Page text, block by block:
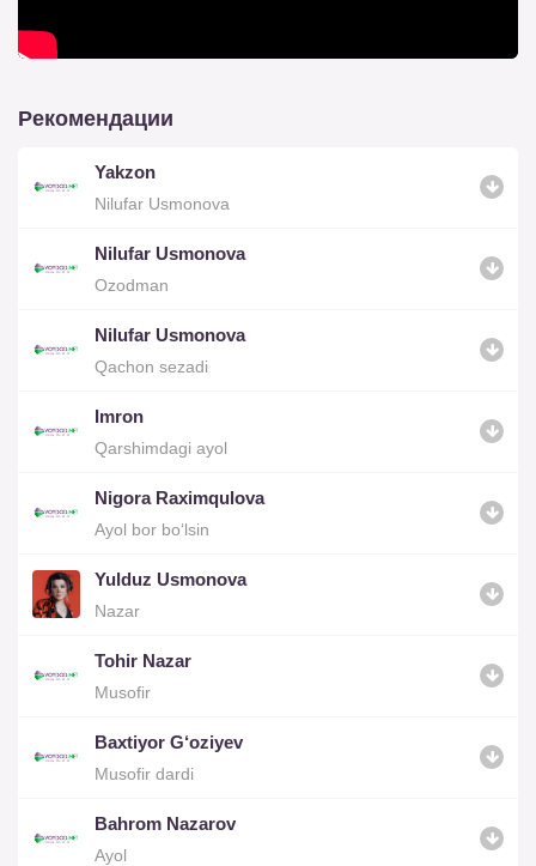
Рекомендации
Yakzon
Nilufar Usmonova
Nilufar Usmonova
Ozodman
Nilufar Usmonova
Qachon sezadi
Imron
Qarshimdagi ayol
Nigora Raximqulova
Ayol bor bo‘lsin
Yulduz Usmonova
Nazar
Tohir Nazar
Musofir
Baxtiyor G‘oziyev
Musofir dardi
Bahrom Nazarov
Ayol